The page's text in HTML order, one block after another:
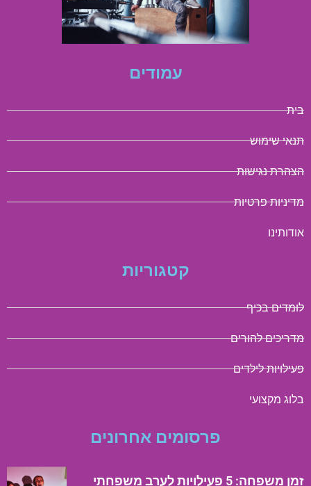
עמודים
בית
תנאי שימוש
הצהרת נגישות
מדיניות פרטיות
אודותינו
קטגוריות
לומדים בכיף
מדריכים להורים
פעילויות לילדים
בלוג מקצועי
פרסומים אחרונים
זמן משפחה: 5 פעילויות לערב משפחתי